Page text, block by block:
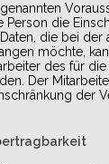
Person die
die bei der
möchte,
des für
Der
der